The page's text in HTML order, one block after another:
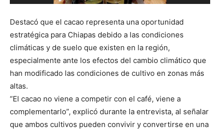
Destacó que el cacao representa una oportunidad
estratégica para Chiapas debido a las condiciones
climáticas y de suelo que existen en la región,
especialmente ante los efectos del cambio climático que
han modificado las condiciones de cultivo en zonas más
altas.
“El cacao no viene a competir con el café, viene a
complementarlo”, explicó durante la entrevista, al señalar
que ambos cultivos pueden convivir y convertirse en una